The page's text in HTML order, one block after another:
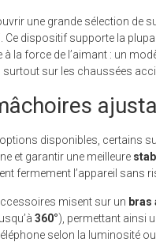
une grande sélection de
. Ce dispositif supporte la
à la force de l’aimant : un
surtout sur les chaussées
disponibles, certains
et garantir une meilleure
fermement l’appareil sans
misent sur un bras
360°), permettant ainsi
selon la luminosité